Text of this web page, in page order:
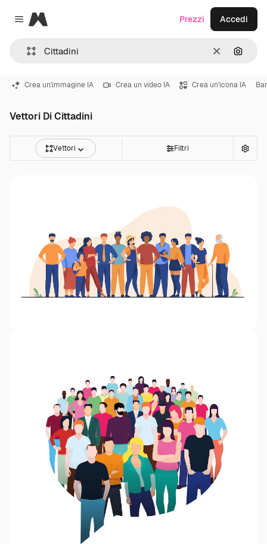
Close menu
Magnific
CancellaCerca
Prezzi Accedi
Crea un'immagine IA Crea un video IA Crea un'icona IA
Vettori Di Cittadini
Vettori Filtri